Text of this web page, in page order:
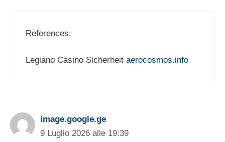
References:
Legiano Casino Sicherheit aerocosmos.info
image.google.ge
9 Luglio 2026 alle 19:39